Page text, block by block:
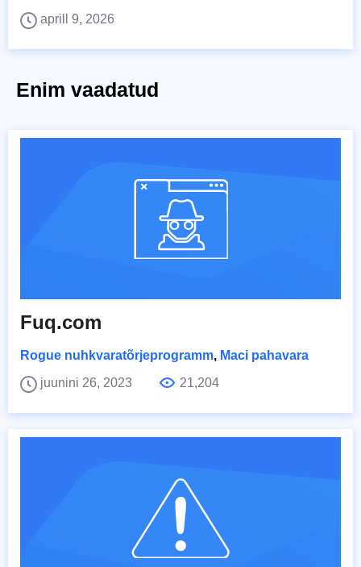
aprill 9, 2026
Enim vaadatud
Fuq.com
Rogue nuhkvaratõrjeprogramm, Maci pahavara
juunini 26, 2023
21,204